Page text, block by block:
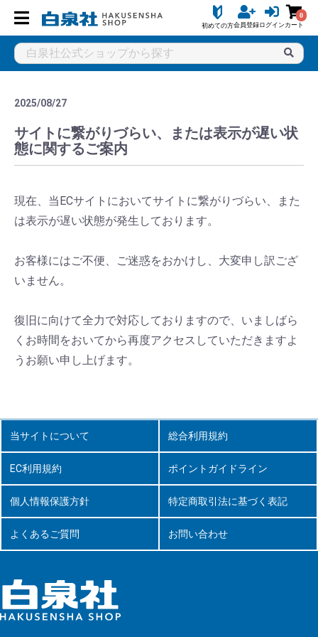
初めての方会員登録ログイン
0
カート
2025/08/27
サイトに繋がりづらい、または表示が遅い状
態に関するご案内
現在、当ECサイトにおいてサイトに繋がりづらい、また
は表示が遅い状態が発生しております。
お客様にはご不便、ご迷惑をおかけし、大変申し訳ござ
いません。
復旧に向けて全力で対応しておりますので、いましばら
くお時間をおいてから再度アクセスしていただきますよ
うお願い申し上げます。
当サイトについて 総合利用規約
EC利用規約 ポイントガイドライン
個人情報保護方針 特定商取引法に基づく表記
よくあるご質問 お問い合わせ